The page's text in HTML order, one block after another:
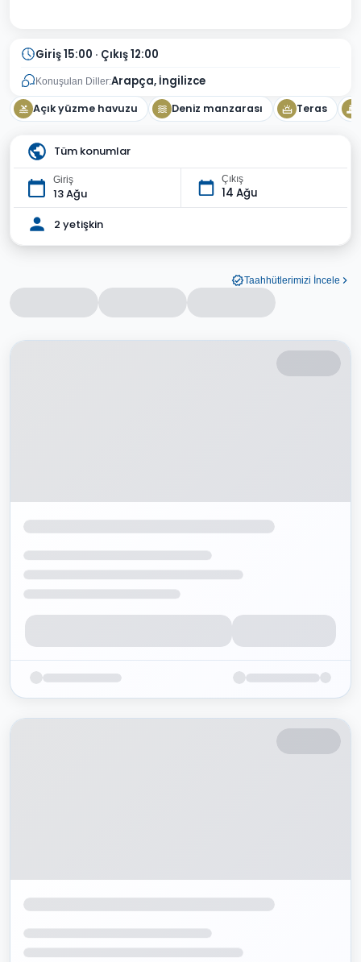
Giriş 15:00 · Çıkış 12:00
Konuşulan Diller:Arapça, İngilizce
Açık yüzme havuzu Deniz manzarası Teras
Tüm konumlar
Giriş
13 Ağu
Çıkış
14 Ağu
2 yetişkin
Taahhütlerimizi İncele